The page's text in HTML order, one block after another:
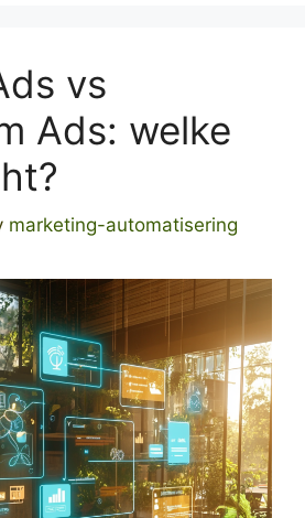
vs
Ads: welke
marketing-automatisering